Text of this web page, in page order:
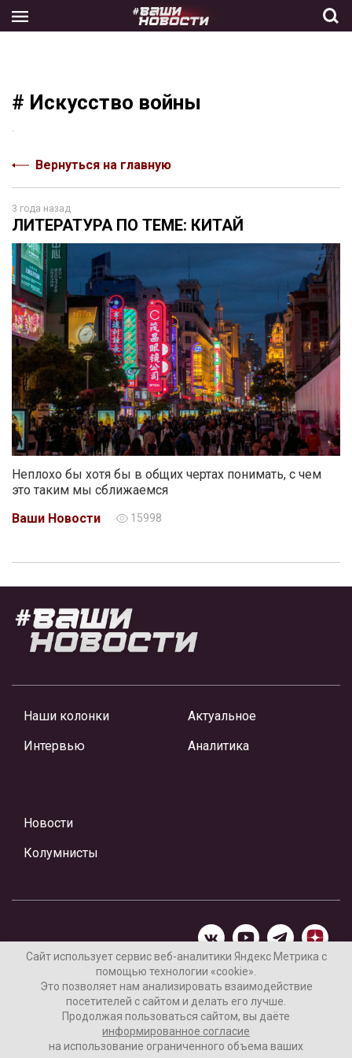
the
# Искусство войны
Вернуться на главную
3 года назад
ЛИТЕРАТУРА ПО ТЕМЕ: КИТАЙ
Неплохо бы хотя бы в общих чертах понимать, с чем
это таким мы сближаемся
Ваши Новости
15998
Наши колонки
Интервью
Актуальное
Аналитика
Новости
Колумнисты
Материалы предоставлены редакцией Интернет-газеты
«Ваши новости»
Нашли ошибку? Выделите ее и нажмите Ctrl+Enter
Сайт использует сервис веб-аналитики Яндекс Метрика с
помощью технологии «cookie».
Это позволяет нам анализировать взаимодействие
посетителей с сайтом и делать его лучше.
Продолжая пользоваться сайтом, вы даёте
информированное согласие
на использование ограниченного объема ваших